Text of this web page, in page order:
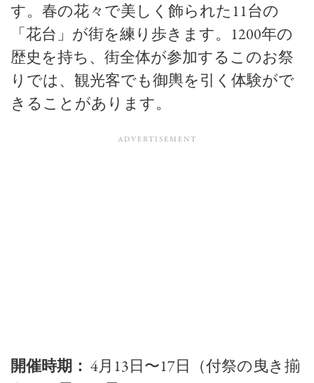
す。春の花々で美しく飾られた11台の
「花台」が街を練り歩きます。1200年の
歴史を持ち、街全体が参加するこのお祭
りでは、観光客でも御輿を引く体験がで
きることがあります。
開催時期： 4月13日〜17日（付祭の曳き揃